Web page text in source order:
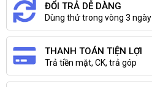
ĐỔI TRẢ DỄ DÀNG
Dùng thử trong vòng 3 ngày
THANH TOÁN TIỆN LỢI
Trả tiền mặt, CK, trả góp